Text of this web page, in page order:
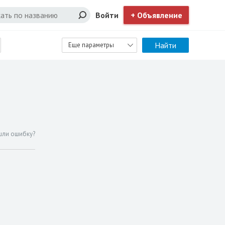
Войти + Объявление
Еще параметры Найти
ошибку?